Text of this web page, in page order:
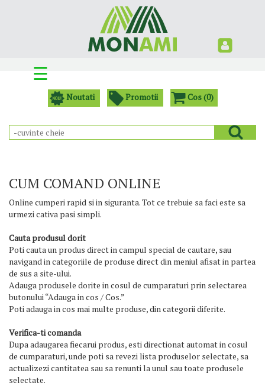
Noutati Promotii Cos (0)
☰
Pesticide
Ingrasaminte
Instalatii
si
pentru
solarii
Unelte
pentru
gradinarit
Diverse
Promotii
CUM COMAND ONLINE
Online cumperi rapid si in siguranta. Tot ce trebuie sa faci este sa
urmezi cativa pasi simpli.
Cauta produsul dorit
Poti cauta un produs direct in campul special de cautare, sau
navigand in categoriile de produse direct din meniul afisat in partea
de sus a site-ului.
Adauga produsele dorite in cosul de cumparaturi prin selectarea
butonului “Adauga in cos / Cos.”
Poti adauga in cos mai multe produse, din categorii diferite.
Verifica-ti comanda
Dupa adaugarea fiecarui produs, esti directionat automat in cosul
de cumparaturi, unde poti sa revezi lista produselor selectate, sa
actualizezi cantitatea sau sa renunti la unul sau toate produsele
selectate.